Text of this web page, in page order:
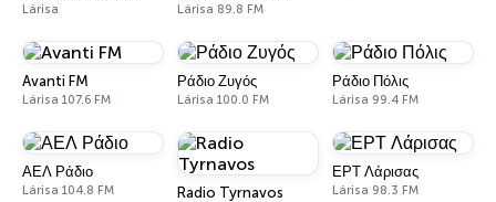
Lárisa Lárisa 89.8 FM
Avanti FM
Lárisa 107.6 FM
Ράδιο Ζυγός
Lárisa 100.0 FM
Ράδιο Πόλις
Lárisa 99.4 FM
ΑΕΛ Ράδιο
Lárisa 104.8 FM Radio Tyrnavos
ΕΡΤ Λάρισας
Lárisa 98.3 FM